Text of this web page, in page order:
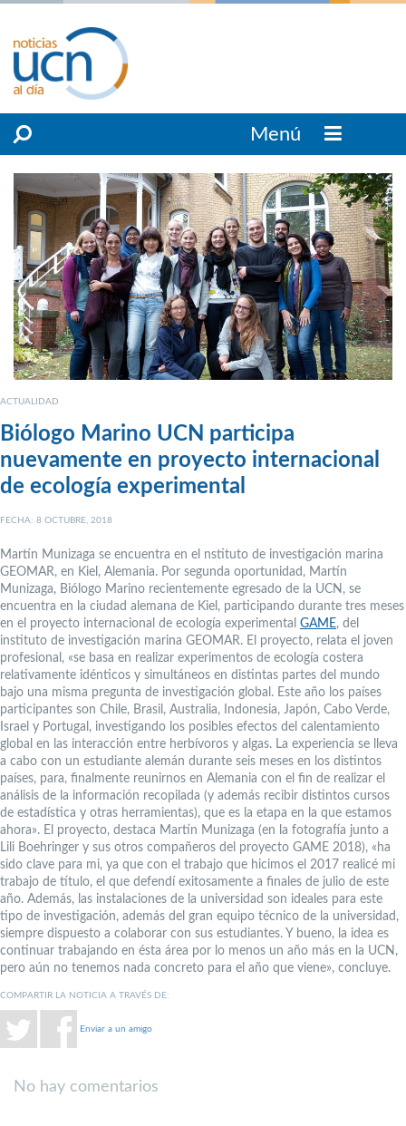
Menú
ACTUALIDAD
Biólogo Marino UCN participa
nuevamente en proyecto internacional
de ecología experimental
FECHA: 8 OCTUBRE, 2018
Martín Munizaga se encuentra en el nstituto de investigación marina
GEOMAR, en Kiel, Alemania. Por segunda oportunidad, Martín
Munizaga, Biólogo Marino recientemente egresado de la UCN, se
encuentra en la ciudad alemana de Kiel, participando durante tres meses
en el proyecto internacional de ecología experimental GAME, del
instituto de investigación marina GEOMAR. El proyecto, relata el joven
profesional, «se basa en realizar experimentos de ecología costera
relativamente idénticos y simultáneos en distintas partes del mundo
bajo una misma pregunta de investigación global. Este año los países
participantes son Chile, Brasil, Australia, Indonesia, Japón, Cabo Verde,
Israel y Portugal, investigando los posibles efectos del calentamiento
global en las interacción entre herbívoros y algas. La experiencia se lleva
a cabo con un estudiante alemán durante seis meses en los distintos
países, para, finalmente reunirnos en Alemania con el fin de realizar el
análisis de la información recopilada (y además recibir distintos cursos
de estadística y otras herramientas), que es la etapa en la que estamos
ahora». El proyecto, destaca Martín Munizaga (en la fotografía junto a
Lili Boehringer y sus otros compañeros del proyecto GAME 2018), «ha
sido clave para mi, ya que con el trabajo que hicimos el 2017 realicé mi
trabajo de título, el que defendí exitosamente a finales de julio de este
año. Además, las instalaciones de la universidad son ideales para este
tipo de investigación, además del gran equipo técnico de la universidad,
siempre dispuesto a colaborar con sus estudiantes. Y bueno, la idea es
continuar trabajando en ésta área por lo menos un año más en la UCN,
pero aún no tenemos nada concreto para el año que viene», concluye.
COMPARTIR LA NOTICIA A TRAVÉS DE:
Enviar a un amigo
No hay comentarios